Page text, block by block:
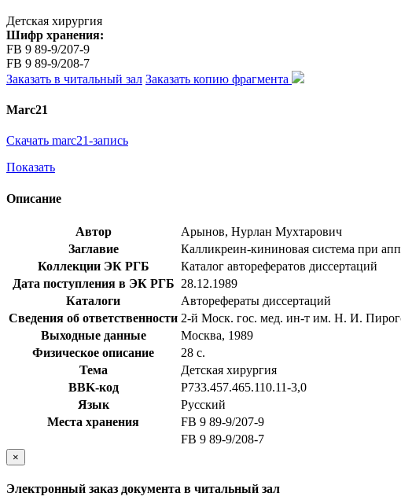
Детская хирургия
Шифр хранения:
FB 9 89-9/207-9
FB 9 89-9/208-7
Заказать в читальный зал Заказать копию фрагмента
Marc21
Скачать marc21-запись
Показать
Описание
Автор
Арынов, Нурлан Мухтарович
Заглавие
Калликреин-кининовая система при
Коллекции ЭК РГБ
Каталог авторефератов диссертаций
Дата поступления в ЭК РГБ 28.12.1989
Каталоги
Авторефераты диссертаций
Сведения об ответственности 2-й Моск. гос. мед. ин-т им. Н. И.
Выходные данные
Москва, 1989
Физическое описание
28 с.
Тема
Детская хирургия
BBK-код
Р733.457.465.110.11-3,0
Язык
Русский
Места хранения
FB 9 89-9/207-9
FB 9 89-9/208-7
×
Электронный заказ документа в читальный зал